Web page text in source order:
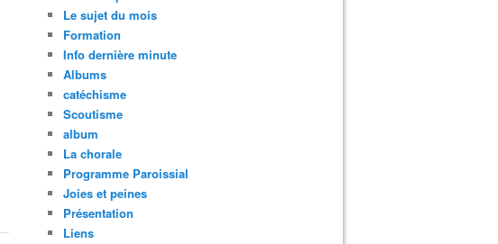
Le sujet du mois
Formation
Info dernière minute
Albums
catéchisme
Scoutisme
album
La chorale
Programme Paroissial
Joies et peines
Présentation
Liens